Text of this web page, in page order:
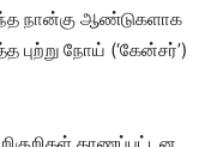
நான்கு ஆண்டுகளாக
புற்று நோய் (‘கேன்சர்’)